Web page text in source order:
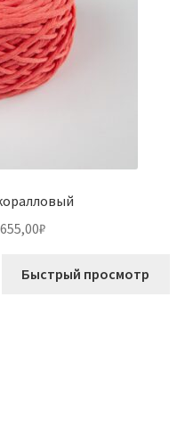
товара.
655,00₽
336,00₽
Быстрый просмотр